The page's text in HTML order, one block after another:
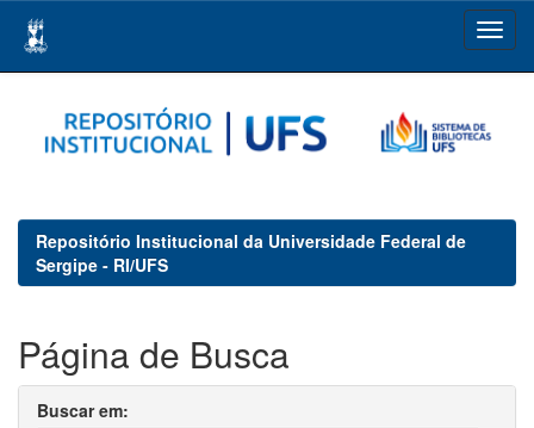
navigation
Repositório Institucional da Universidade Federal de
Sergipe - RI/UFS
Página de Busca
Buscar em: